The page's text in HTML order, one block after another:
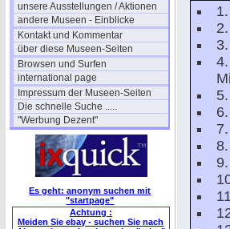
unsere Ausstellungen / Aktionen
andere Museen - Einblicke
Kontakt und Kommentar
über diese Museen-Seiten
Browsen und Surfen
international page
Impressum der Museen-Seiten
Die schnelle Suche .....
"Werbung Dezent"
Es geht: anonym suchen mit
"startpage"
Achtung :
Meiden Sie ebay - suchen Sie nach